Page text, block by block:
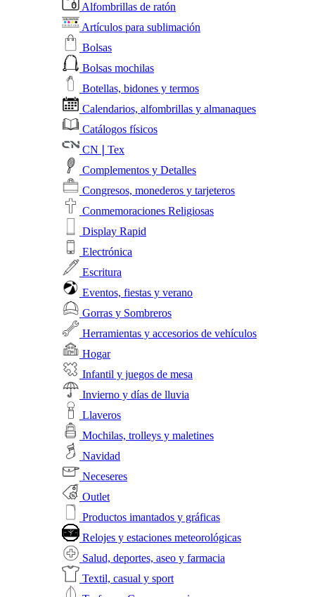
Alfombrillas de ratón
Artículos para sublimación
Bolsas
Bolsas mochilas
Botellas, bidones y termos
Calendarios, alfombrillas y almanaques
Catálogos físicos
CN❘Tex
Complementos y Detalles
Congresos, monederos y tarjeteros
Conmemoraciones Religiosas
Display Rapid
Electrónica
Escritura
Eventos, fiestas y verano
Gorras y Sombreros
Herramientas y accesorios de vehículos
Hogar
Infantil y juegos de mesa
Invierno y días de lluvia
Llaveros
Mochilas, trolleys y maletines
Navidad
Neceseres
Outlet
Productos imantados y gráficas
Relojes y estaciones meteorológicas
Salud, deportes, aseo y farmacia
Textil, casual y sport